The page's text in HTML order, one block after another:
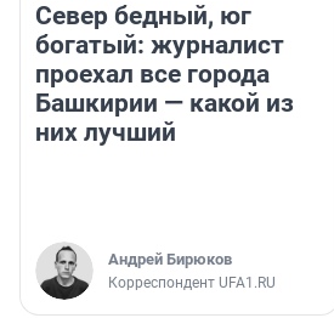
Север бедный, юг
богатый: журналист
проехал все города
Башкирии — какой из
них лучший
Андрей Бирюков
Корреспондент UFA1.RU